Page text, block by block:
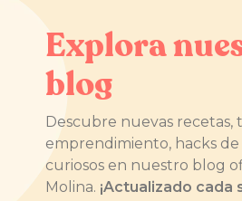
Explora
blog
Descubre nuevas recetas,
emprendimiento, hacks de
curiosos en nuestro blog
Molina. ¡Actualizado cada